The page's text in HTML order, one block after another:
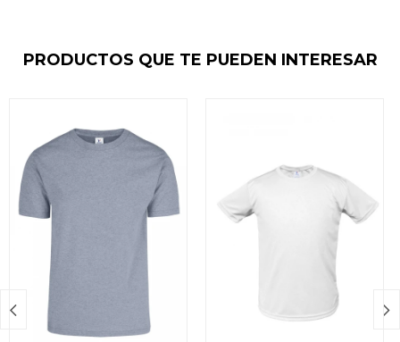
PRODUCTOS QUE TE PUEDEN INTERESAR
 